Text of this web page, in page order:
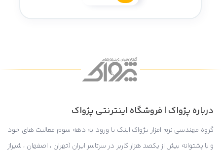
درباره پژواک | فروشگاه اینترنتی پژواک
گروه مهندسی نرم افزار پژواک اینک با ورود به دهه سوم فعالیت های خود
و با پشتوانه بیش از یکصد هزار کاربر در سرتاسر ایران (تهران ، اصفهان ، شیراز